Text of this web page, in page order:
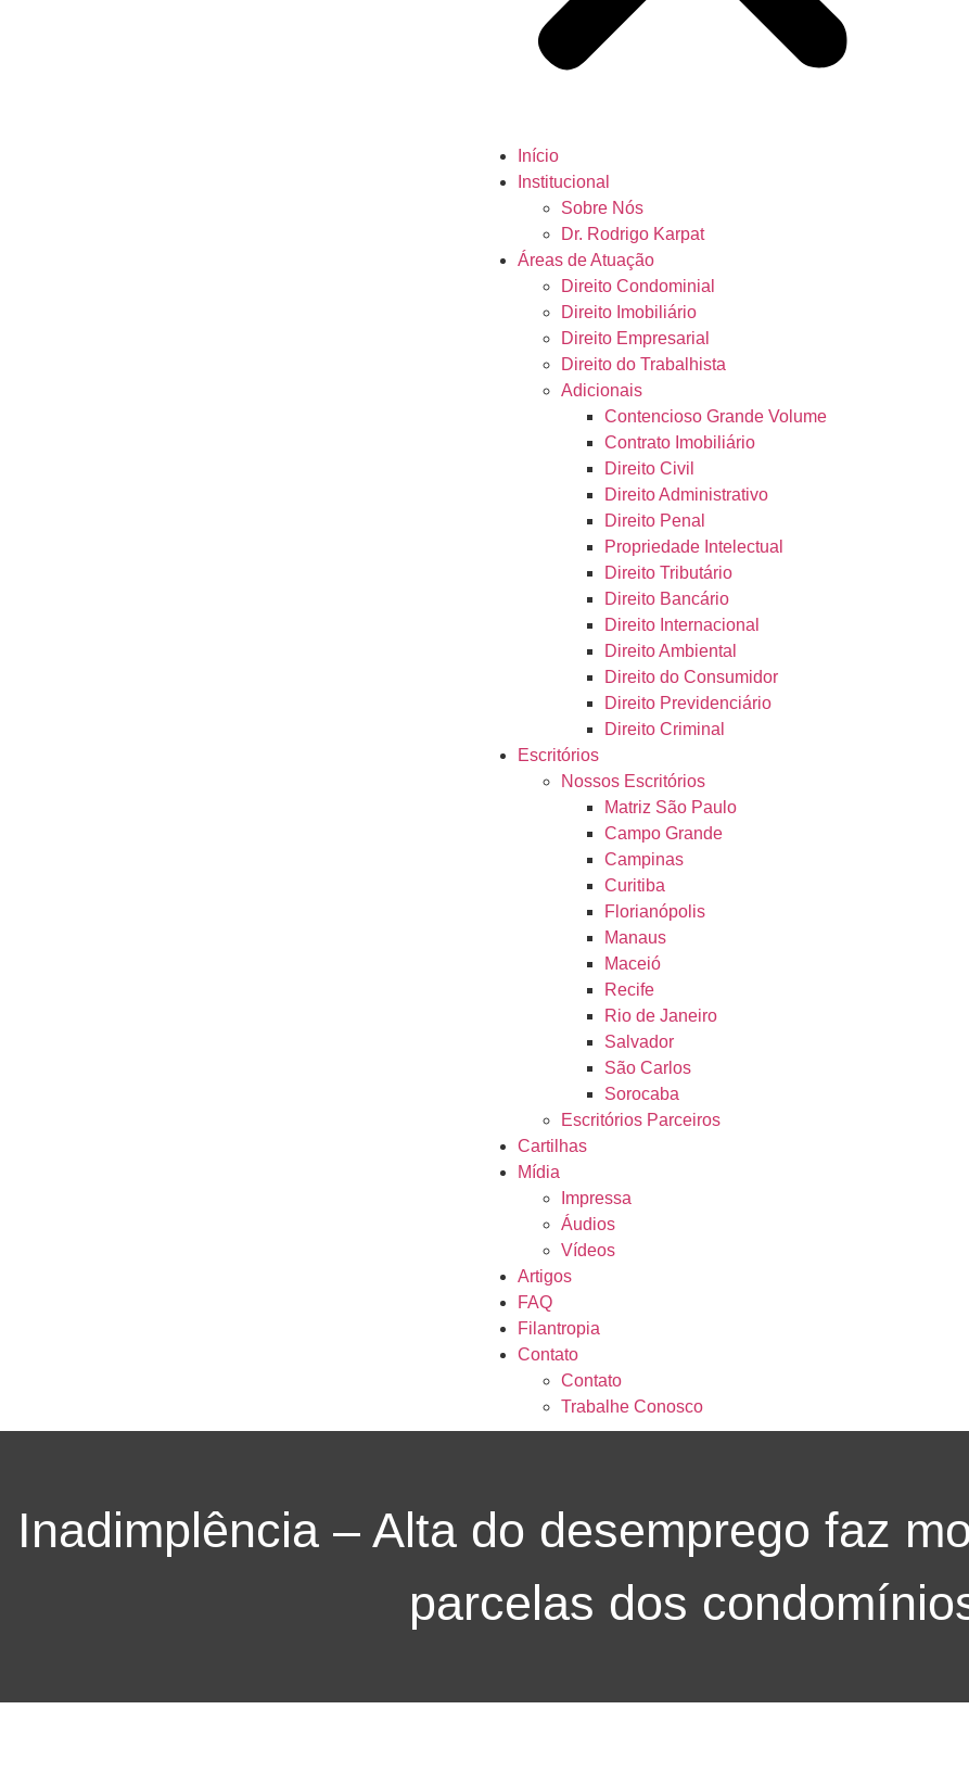
Início
Institucional
Sobre Nós
Dr. Rodrigo Karpat
Áreas de Atuação
Direito Condominial
Direito Imobiliário
Direito Empresarial
Direito do Trabalhista
Adicionais
Contencioso Grande Volume
Contrato Imobiliário
Direito Civil
Direito Administrativo
Direito Penal
Propriedade Intelectual
Direito Tributário
Direito Bancário
Direito Internacional
Direito Ambiental
Direito do Consumidor
Direito Previdenciário
Direito Criminal
Escritórios
Nossos Escritórios
Matriz São Paulo
Campo Grande
Campinas
Curitiba
Florianópolis
Manaus
Maceió
Recife
Rio de Janeiro
Salvador
São Carlos
Sorocaba
Escritórios Parceiros
Cartilhas
Mídia
Impressa
Áudios
Vídeos
Artigos
FAQ
Filantropia
Contato
Contato
Trabalhe Conosco
Inadimplência – Alta do desemprego faz
parcelas dos